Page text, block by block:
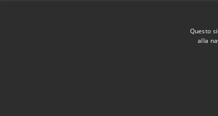
Questo
alla